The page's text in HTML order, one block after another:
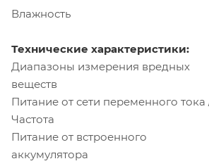
Влажность
Технические характеристики:
Диапазоны измерения вредных
веществ
Питание от сети переменного тока
Частота
Питание от встроенного
аккумулятора